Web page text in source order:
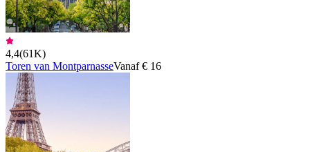
4,4(61K)
Toren van MontparnasseVanaf € 16